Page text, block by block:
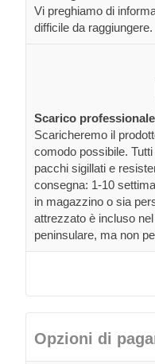
Vi preghiamo di
difficile da raggiungere.
Scarico
Scaricheremo il
comodo possibile.
pacchi sigillati e
consegna: 1-10
in magazzino o sia
attrezzato è incluso
peninsulare, ma non
Opzioni di